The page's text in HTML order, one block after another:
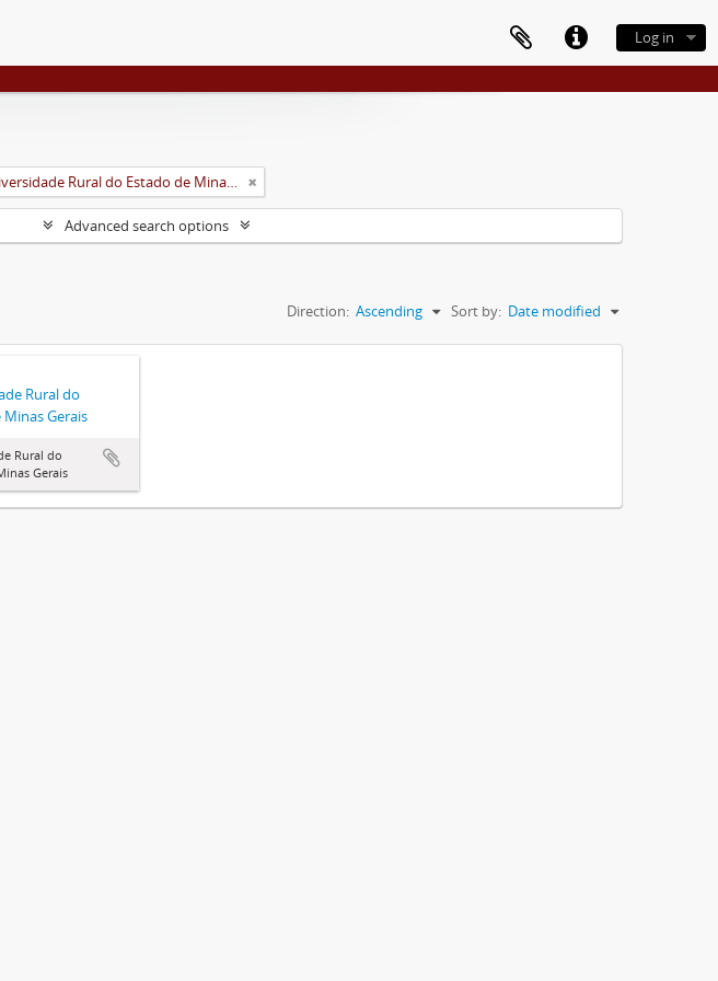
Log in
Universidade Rural do Estado de Minas Gerais (Uremg)
Advanced search options
Sort by: Date modified
Direction: Ascending
Rural do
Minas Gerais
Rural do
Gerais